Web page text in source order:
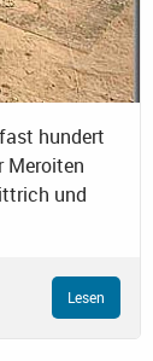
hundert
Meroiten
und
Lesen